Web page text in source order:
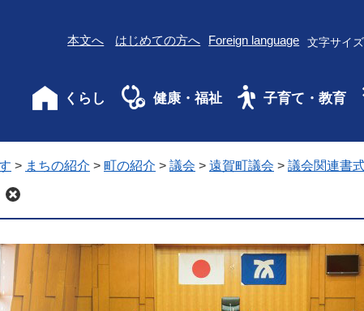
本文へ はじめての方へ Foreign language 文字サイズ
くらし 健康・福祉 子育て・教育
> まちの紹介 > 町の紹介 > 議会 > 遠賀町議会 > 議会関連書